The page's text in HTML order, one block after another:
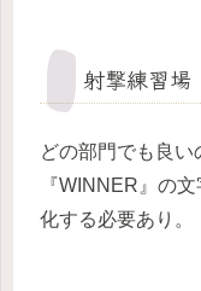
射撃練習場
どの部門でも良い
『WINNER』の
化する必要あり。